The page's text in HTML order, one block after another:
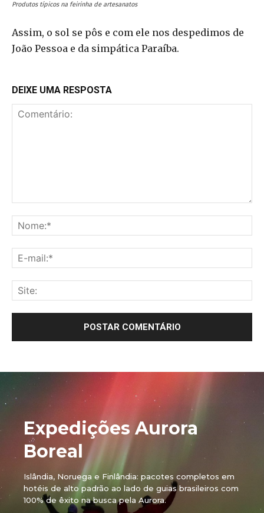
Produtos típicos na feirinha de artesanatos
Assim, o sol se pôs e com ele nos despedimos de
João Pessoa e da simpática Paraíba.
DEIXE UMA RESPOSTA
Expedições Aurora
Boreal
Islândia, Noruega e Finlândia: pacotes completos em
hotéis de alto padrão ao lado de guias brasileiros com
100% de êxito na busca pela Aurora.